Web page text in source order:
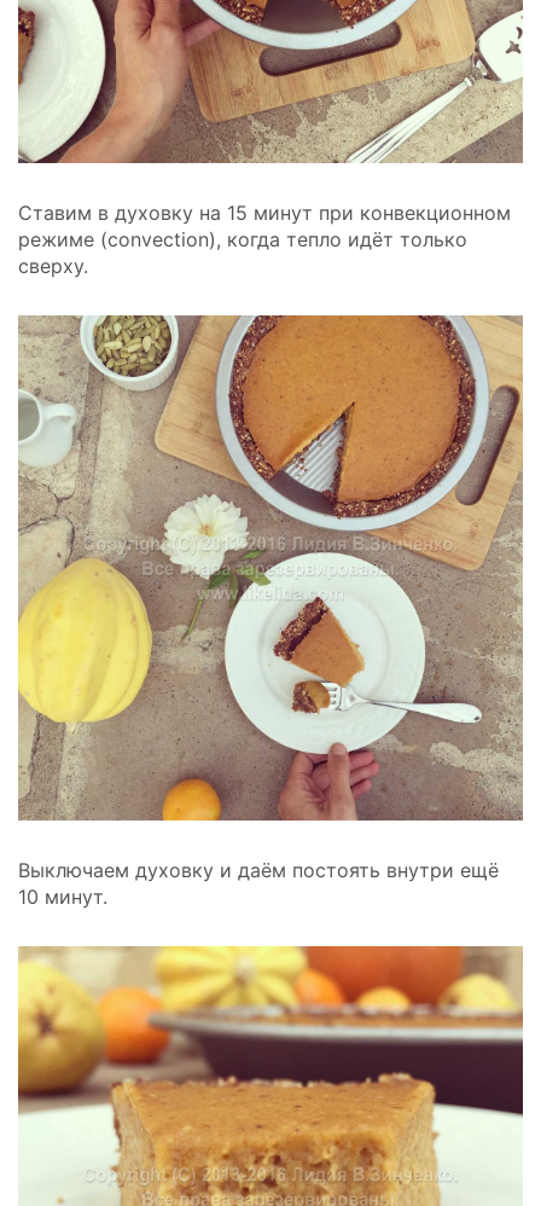
Ставим в духовку на 15 минут при конвекционном
режиме (convection), когда тепло идёт только
сверху.
Выключаем духовку и даём постоять внутри ещё
10 минут.